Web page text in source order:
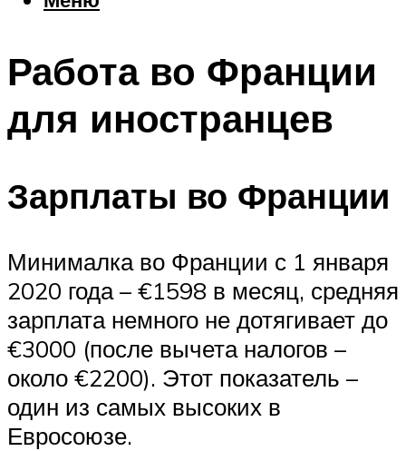
Шоппинг
Работа во Франции
для иностранцев
Зарплаты во Франции
Минималка во Франции с 1 января
2020 года – €1598 в месяц, средняя
зарплата немного не дотягивает до
€3000 (после вычета налогов –
около €2200). Этот показатель –
один из самых высоких в
Евросоюзе.